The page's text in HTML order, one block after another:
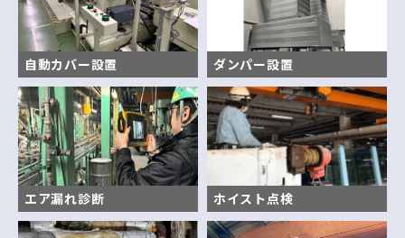
自動カバー設置 ダンパー設置
エア漏れ診断 ホイスト点検